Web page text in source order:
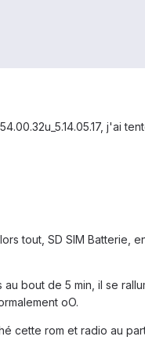
j'ai
tout, SD SIM Batterie,
bout de 5 min, il se
oO.
cette rom et radio au